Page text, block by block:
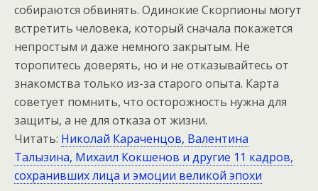
собираются обвинять. Одинокие Скорпионы могут
встретить человека, который сначала покажется
непростым и даже немного закрытым. Не
торопитесь доверять, но и не отказывайтесь от
знакомства только из-за старого опыта. Карта
советует помнить, что осторожность нужна для
защиты, а не для отказа от жизни.
Читать: Николай Караченцов, Валентина
Талызина, Михаил Кокшенов и другие 11 кадров,
сохранивших лица и эмоции великой эпохи